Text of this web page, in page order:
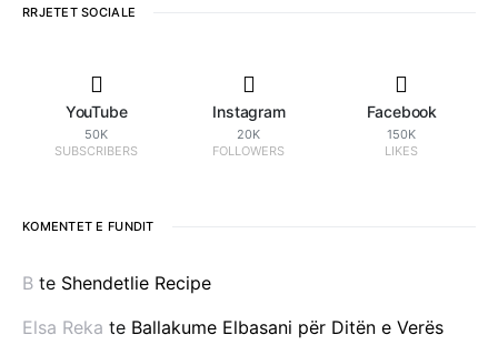
RRJETET SOCIALE
YouTube
50K
SUBSCRIBERS
Instagram
20K
FOLLOWERS
Facebook
150K
LIKES
KOMENTET E FUNDIT
B te Shendetlie Recipe
Elsa Reka te Ballakume Elbasani për Ditën e Verës